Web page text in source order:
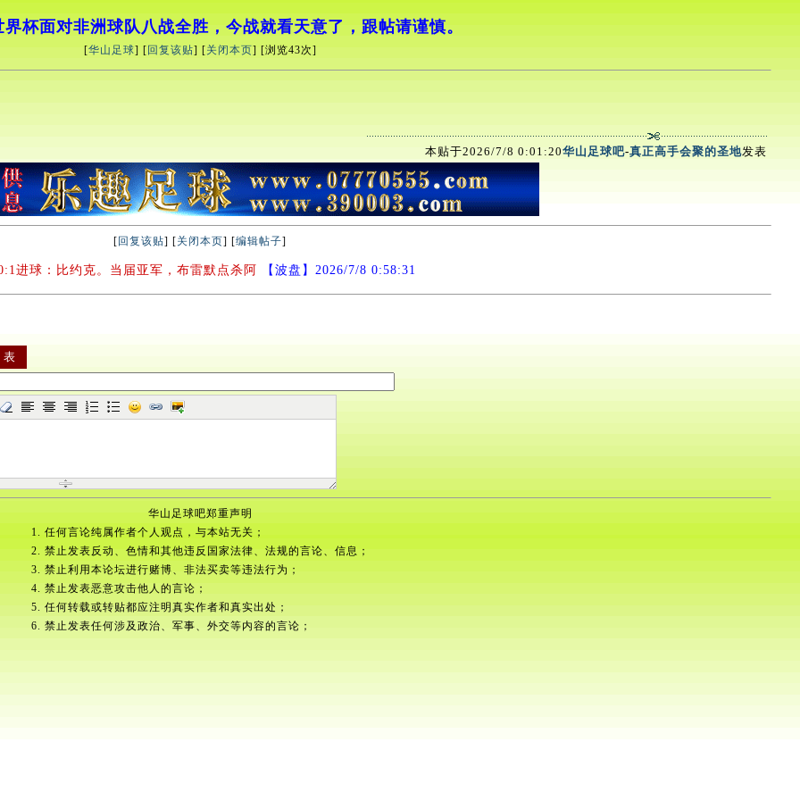
杯面对非洲球队八战全胜，今战就看天意了，跟帖请谨慎。
[华山足球] [ 回复该贴] [关闭本页] [浏览43次]
本贴于2026/7/8 0:01:20华山足球吧-真正高手会聚的圣地发表
[ 回复该贴] [关闭本页] [编辑帖子]
进球：比约克。当届亚军，布雷默点杀阿 【波盘】2026/7/8 0:58:31
华山足球吧郑重声明
1. 任何言论纯属作者个人观点，与本站无关；
2. 禁止发表反动、色情和其他违反国家法律、法规的言论、信息；
3. 禁止利用本论坛进行赌博、非法买卖等违法行为；
4. 禁止发表恶意攻击他人的言论；
5. 任何转载或转贴都应注明真实作者和真实出处；
6. 禁止发表任何涉及政治、军事、外交等内容的言论；